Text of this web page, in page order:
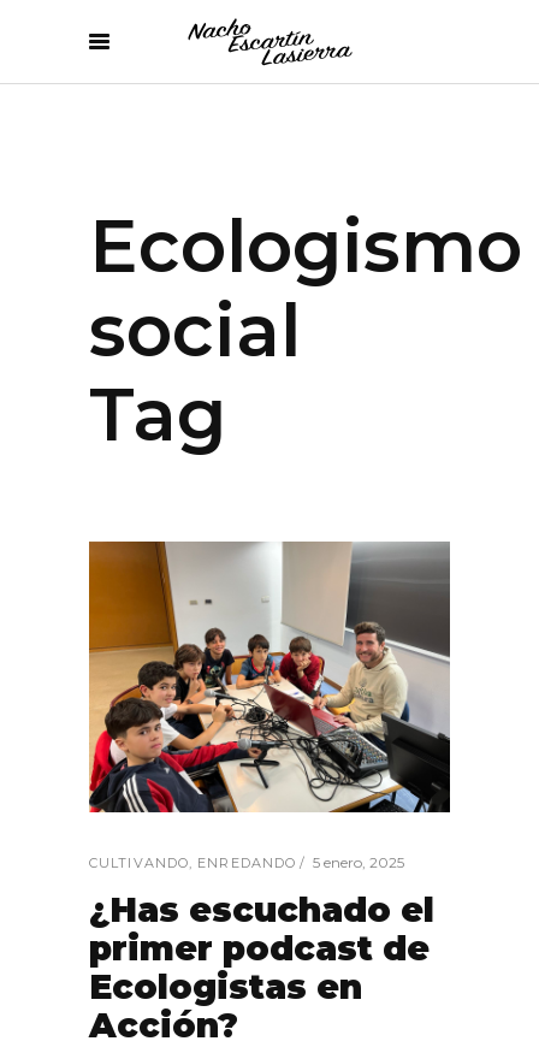
Ecologismo
social
Tag
CULTIVANDO, ENREDANDO 5 enero, 2025
¿Has escuchado el
primer podcast de
Ecologistas en
Acción?